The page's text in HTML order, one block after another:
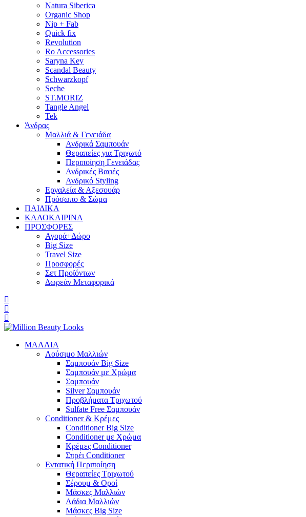
Natura Siberica
Organic Shop
Nip + Fab
Quick fix
Revolution
Ro Accessories
Saryna Key
Scandal Beauty
Schwarzkopf
Seche
ST.MORIZ
Tangle Angel
Tek
Άνδρας
Μαλλιά & Γενειάδα
Ανδρικά Σαμπουάν
Θεραπείες για Τριχωτό
Περιποίηση Γενειάδας
Ανδρικές Βαφές
Ανδρικό Styling
Εργαλεία & Αξεσουάρ
Πρόσωπο & Σώμα
ΠΑΙΔΙΚΑ
ΚΑΛΟΚΑΙΡΙΝΑ
ΠΡΟΣΦΟΡΕΣ
Αγορά+Δώρο
Big Size
Travel Size
Προσφορές
Σετ Προϊόντων
Δωρεάν Μεταφορικά
ΜΑΛΛΙΑ
Λούσιμο Μαλλιών
Σαμπουάν Big Size
Σαμπουάν με Χρώμα
Σαμπουάν
Silver Σαμπουάν
Προβλήματα Τριχωτού
Sulfate Free Σαμπουάν
Conditioner & Κρέμες
Conditioner Big Size
Conditioner με Χρώμα
Κρέμες Conditioner
Σπρέι Conditioner
Εντατική Περιποίηση
Θεραπείες Τριχωτού
Σέρουμ & Οροί
Μάσκες Μαλλιών
Λάδια Μαλλιών
Μάσκες Big Size